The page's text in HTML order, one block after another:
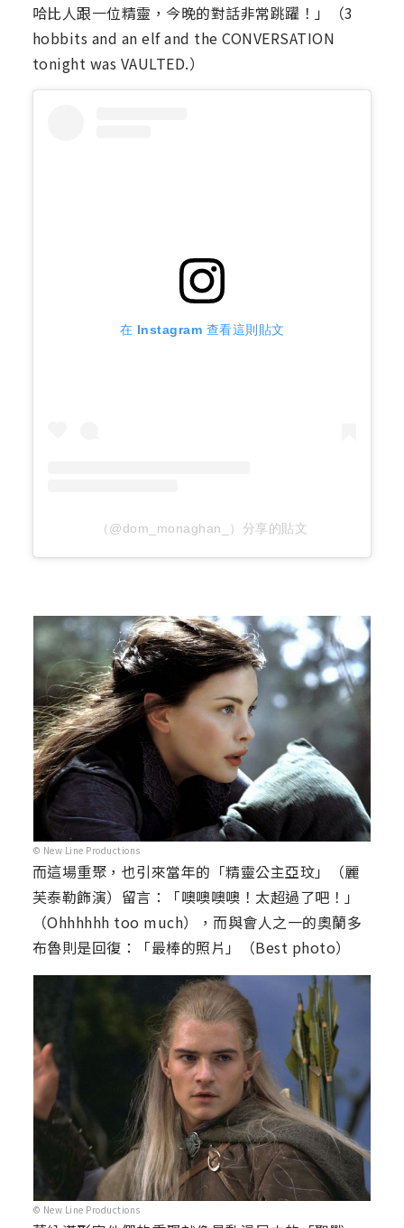
哈比人跟一位精靈，今晚的對話非常跳躍！」（3
hobbits and an elf and the CONVERSATION
tonight was VAULTED.）
在 Instagram 查看這則貼文
（@dom_monaghan_）分享的貼文
© New Line Productions
而這場重聚，也引來當年的「精靈公主亞玟」（麗
芙泰勒飾演）留言：「噢噢噢噢！太超過了吧！」
（Ohhhhhh too much），而與會人之一的奧蘭多
布魯則是回復：「最棒的照片」（Best photo）
© New Line Productions